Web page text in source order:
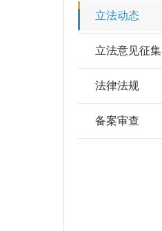
立法动态
立法意见征集
法律法规
备案审查